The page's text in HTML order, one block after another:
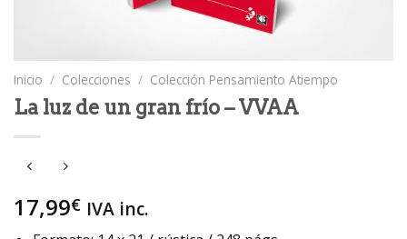
Inicio / Colecciones / Colección Pensamiento Atiempo
La luz de un gran frío – VVAA
17,99€ IVA inc.